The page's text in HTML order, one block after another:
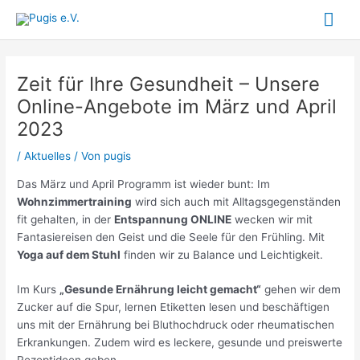
Inhalt
springen
Zeit für Ihre Gesundheit – Unsere
Online-Angebote im März und April
2023
/Aktuelles / Von pugis
Das März und April Programm ist wieder bunt: Im
Wohnzimmertraining wird sich auch mit Alltagsgegenständen
fit gehalten, in derEntspannung ONLINE wecken wir mit
Fantasiereisen den Geist und die Seele für den Frühling. Mit
Yoga auf dem Stuhl finden wir zu Balance und Leichtigkeit.
Im Kurs „Gesunde Ernährung leicht gemacht“ gehen wir dem
Zucker auf die Spur, lernen Etiketten lesen und beschäftigen
uns mit der Ernährung bei Bluthochdruck oder rheumatischen
Erkrankungen. Zudem wird es leckere, gesunde und preiswerte